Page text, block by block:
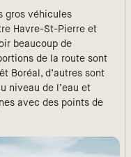
gros véhicules
Havre-St-Pierre et
beaucoup de
de la route sont
Boréal, d’autres sont
niveau de l’eau et
avec des points de